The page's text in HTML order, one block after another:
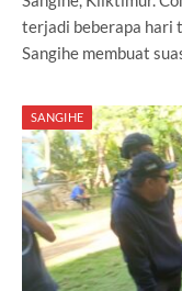
terjadi beberapa hari
Sangihe membuat
SANGIHE